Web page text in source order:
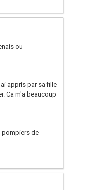
ou
appris par sa fille
Ca m'a beaucoup
pompiers de